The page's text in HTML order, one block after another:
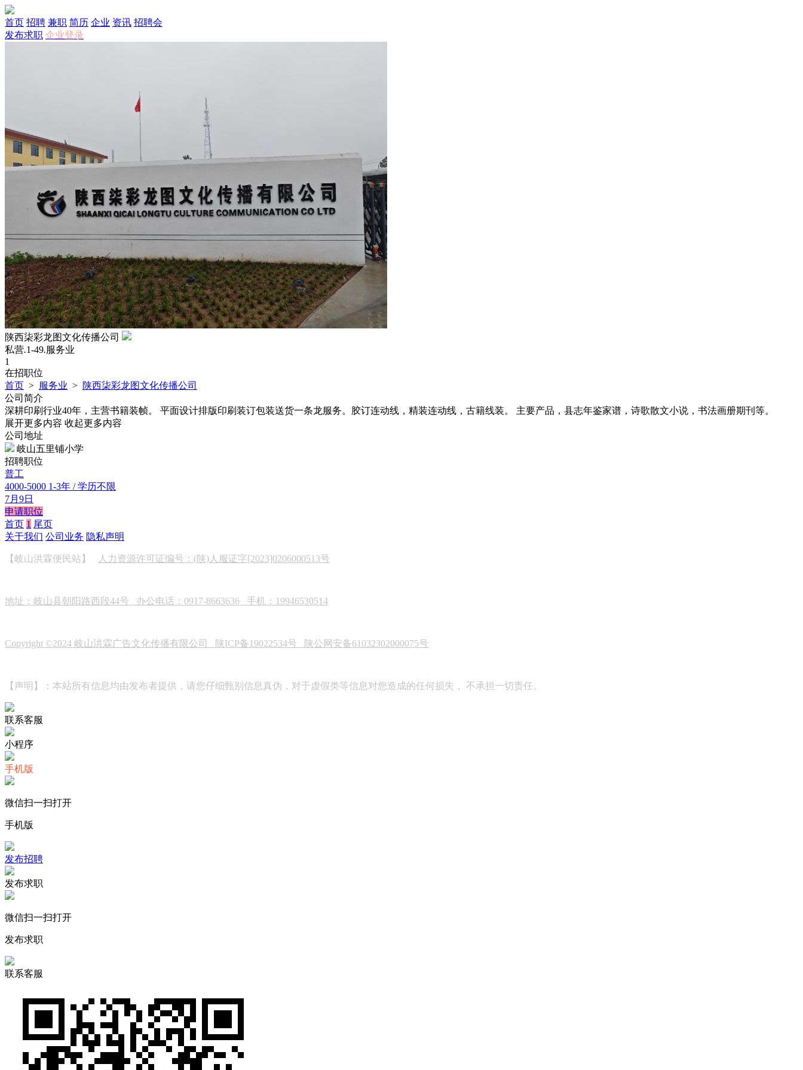
首页 招聘 兼职 简历 企业 资讯 招聘会
发布求职 企业登录
陕西柒彩龙图文化传播公司
私营.1-49.服务业
1
在招职位
首页 > 服务业 > 陕西柒彩龙图文化传播公司
公司简介
深耕印刷行业40年，主营书籍装帧。 平面设计排版印刷装订包装送货一条龙服务。胶订连动线，精装连动线，古籍线装。 主要产品，县志年鉴家谱，诗歌散文小说，书法画册期刊等。
展开更多内容 收起更多内容
公司地址
岐山五里铺小学
招聘职位
普工
4000-5000 1-3年 / 学历不限
7月9日
申请职位
首页 1 尾页
关于我们 公司业务 隐私声明
【岐山洪霖便民站】 人力资源许可证编号：(陕)人服证字[2023]0206000513号
地址：岐山县朝阳路西段44号 办公电话：0917-8663636 手机：19946530514
Copyright ©2024 岐山洪霖广告文化传播有限公司 陕ICP备19022534号 陕公网安备61032302000075号
【声明】：本站所有信息均由发布者提供，请您仔细甄别信息真伪，对于虚假类等信息对您造成的任何损失， 不承担一切责任。
联系客服
小程序
手机版
微信扫一扫打开
手机版
发布招聘
发布求职
微信扫一扫打开
发布求职
联系客服